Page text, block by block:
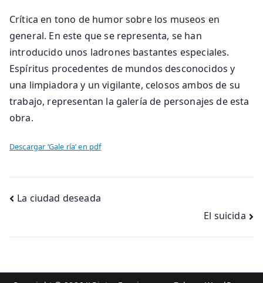
Crítica en tono de humor sobre los museos en
general. En este que se representa, se han
introducido unos ladrones bastantes especiales.
Espíritus procedentes de mundos desconocidos y
una limpiadora y un vigilante, celosos ambos de su
trabajo, representan la galería de personajes de esta
obra.
Descargar ‘Gale ría’ en pdf
Navegación
La ciudad deseada
El suicida